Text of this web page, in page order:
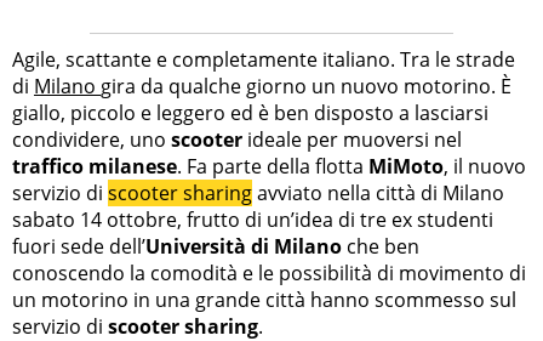
Agile, scattante e completamente italiano. Tra le strade
di Milano gira da qualche giorno un nuovo motorino. È
giallo, piccolo e leggero ed è ben disposto a lasciarsi
condividere, uno scooter ideale per muoversi nel
traffico milanese. Fa parte della flotta MiMoto, il nuovo
servizio di scooter sharingavviato nella città di Milano
sabato 14 ottobre, frutto di un’idea di tre ex studenti
fuori sede dell’Università di Milano che ben
conoscendo la comodità e le possibilità di movimento di
un motorino in una grande città hanno scommesso sul
servizio di scooter sharing.